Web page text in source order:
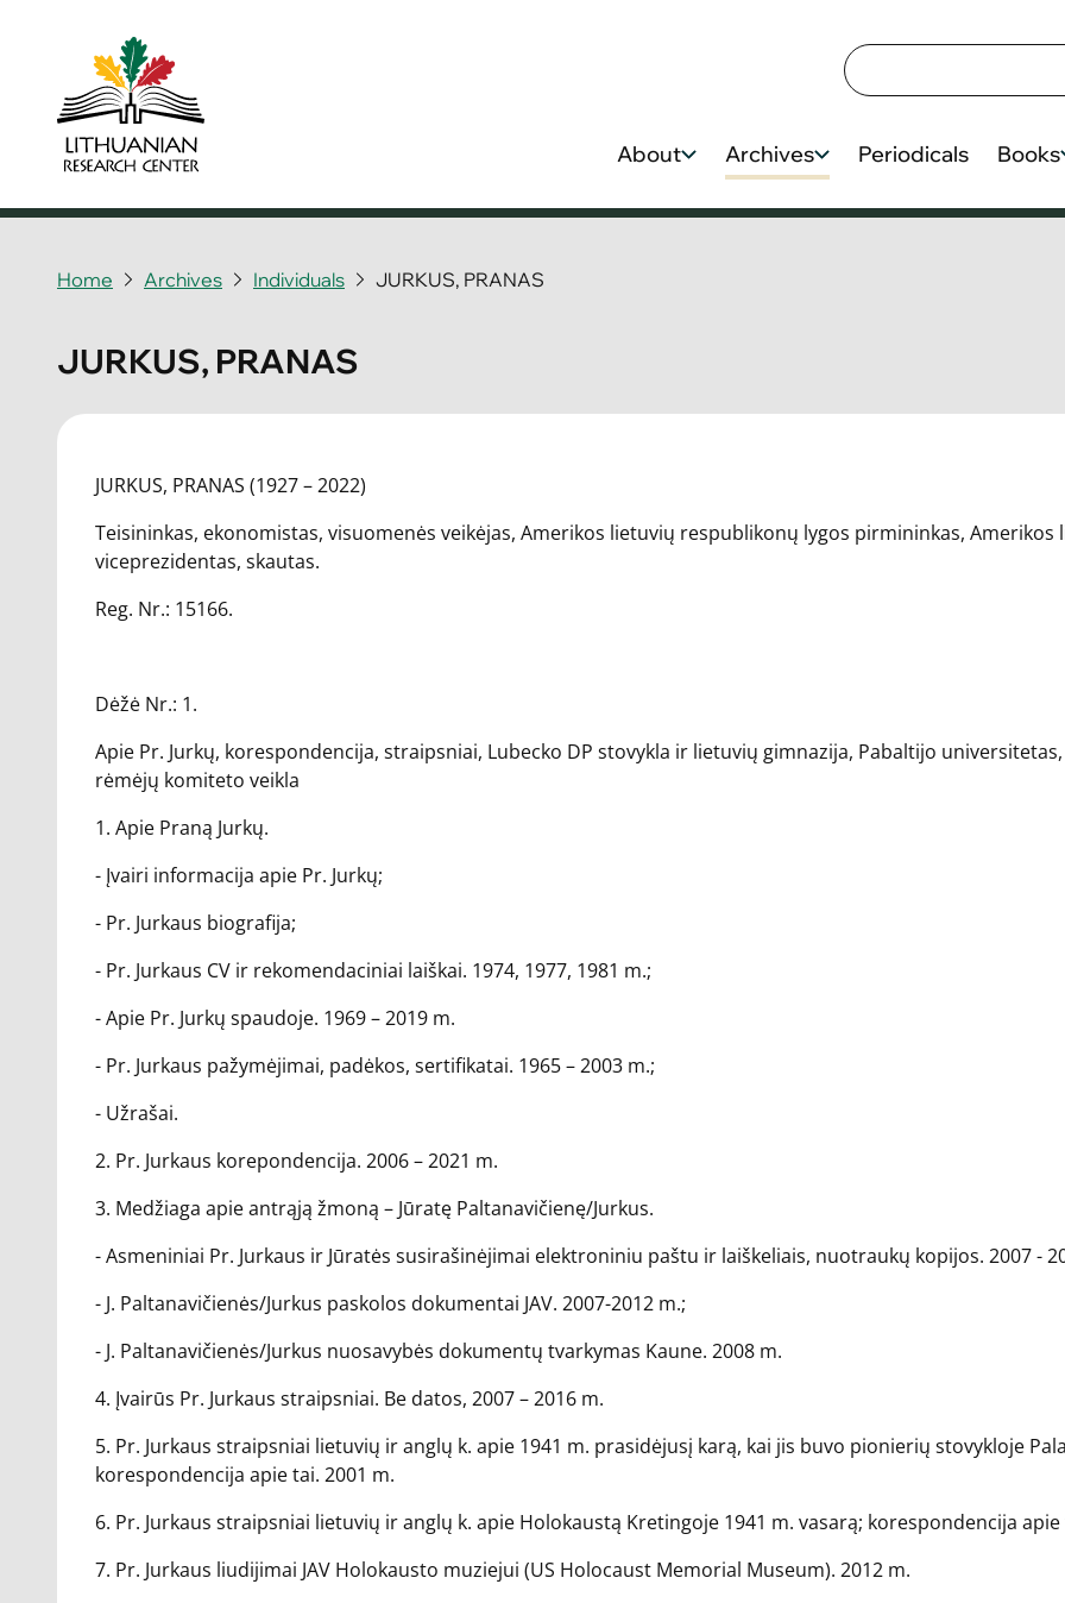
About Archives Periodicals Books
Home Archives Individuals JURKUS, PRANAS
JURKUS, PRANAS
JURKUS, PRANAS (1927 – 2022)
Teisininkas, ekonomistas, visuomenės veikėjas, Amerikos lietuvių respublikonų lygos pirmininkas, Amerikos
viceprezidentas, skautas.
Reg. Nr.: 15166.
Dėžė Nr.: 1.
Apie Pr. Jurkų, korespondencija, straipsniai, Lubecko DP stovykla ir lietuvių gimnazija, Pabaltijo
rėmėjų komiteto veikla
1. Apie Praną Jurkų.
- Įvairi informacija apie Pr. Jurkų;
- Pr. Jurkaus biografija;
- Pr. Jurkaus CV ir rekomendaciniai laiškai. 1974, 1977, 1981 m.;
- Apie Pr. Jurkų spaudoje. 1969 – 2019 m.
- Pr. Jurkaus pažymėjimai, padėkos, sertifikatai. 1965 – 2003 m.;
- Užrašai.
2. Pr. Jurkaus korepondencija. 2006 – 2021 m.
3. Medžiaga apie antrąją žmoną – Jūratę Paltanavičienę/Jurkus.
- Asmeniniai Pr. Jurkaus ir Jūratės susirašinėjimai elektroniniu paštu ir laiškeliais, nuotraukų kopijos. 2007 -
- J. Paltanavičienės/Jurkus paskolos dokumentai JAV. 2007-2012 m.;
- J. Paltanavičienės/Jurkus nuosavybės dokumentų tvarkymas Kaune. 2008 m.
4. Įvairūs Pr. Jurkaus straipsniai. Be datos, 2007 – 2016 m.
5. Pr. Jurkaus straipsniai lietuvių ir anglų k. apie 1941 m. prasidėjusį karą, kai jis buvo pionierių stovykloje
korespondencija apie tai. 2001 m.
6. Pr. Jurkaus straipsniai lietuvių ir anglų k. apie Holokaustą Kretingoje 1941 m. vasarą; korespondencija apie
7. Pr. Jurkaus liudijimai JAV Holokausto muziejui (US Holocaust Memorial Museum). 2012 m.